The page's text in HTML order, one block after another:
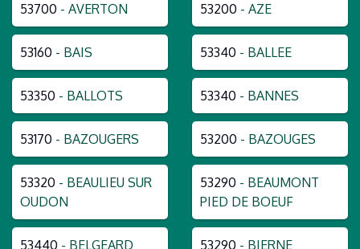
53700 - AVERTON 53200 - AZE
53160 - BAIS 53340 - BALLEE
53350 - BALLOTS 53340 - BANNES
53170 - BAZOUGERS 53200 - BAZOUGES
53320 - BEAULIEU SUR
OUDON
53290 - BEAUMONT
PIED DE BOEUF
53440 - BELGEARD 53290 - BIERNE